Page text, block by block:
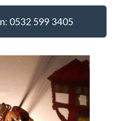
0532 599 3405